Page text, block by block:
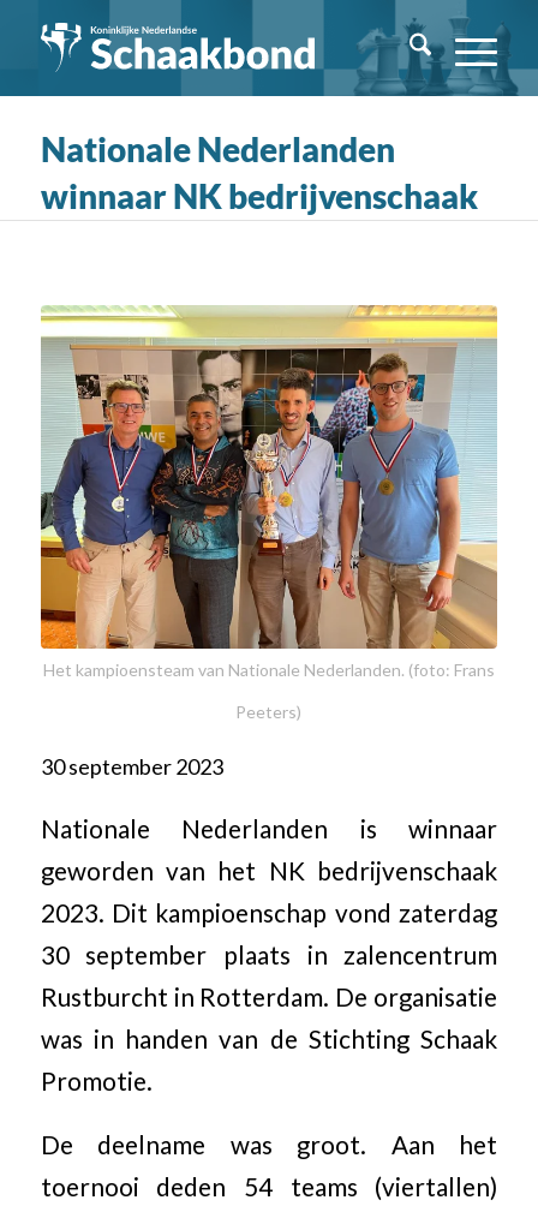
Nationale Nederlanden
winnaar NK bedrijvenschaak
Het kampioensteam van Nationale Nederlanden. (foto: Frans
Peeters)
30 september 2023
Nationale Nederlanden is winnaar
geworden van het NK bedrijvenschaak
2023. Dit kampioenschap vond zaterdag
30 september plaats in zalencentrum
Rustburcht in Rotterdam. De organisatie
was in handen van de Stichting Schaak
Promotie.
De deelname was groot. Aan het
toernooi deden 54 teams (viertallen)